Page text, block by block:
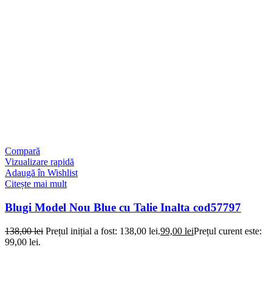
Compară
Vizualizare rapidă
Adaugă în Wishlist
Citește mai mult
Blugi Model Nou Blue cu Talie Inalta cod57797
138,00lei Prețul inițial a fost: 138,00 lei.99,00 leiPrețul curent este:
99,00 lei.